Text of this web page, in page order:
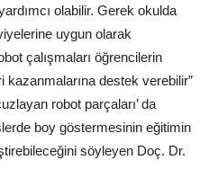
olabilir. Gerek okulda
uygun olarak
çalışmaları öğrencilerin
destek verebilir”
robot parçaları’ da
boy göstermesinin eğitimin
söyleyen Doç. Dr.